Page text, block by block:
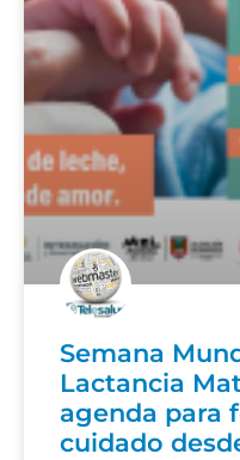
Semana
Lactancia
agenda para
cuidado